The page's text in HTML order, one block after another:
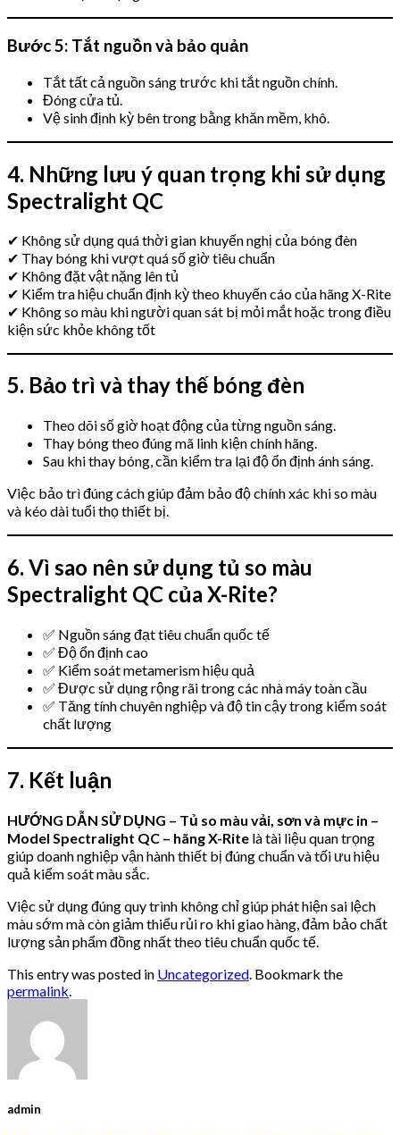
Bước 5: Tắt nguồn và bảo quản
Tắt tất cả nguồn sáng trước khi tắt nguồn chính.
Đóng cửa tủ.
Vệ sinh định kỳ bên trong bằng khăn mềm, khô.
4. Những lưu ý quan trọng khi sử dụng
Spectralight QC
✔ Không sử dụng quá thời gian khuyến nghị của bóng đèn
✔ Thay bóng khi vượt quá số giờ tiêu chuẩn
✔ Không đặt vật nặng lên tủ
✔ Kiểm tra hiệu chuẩn định kỳ theo khuyến cáo của hãng X-Rite
✔ Không so màu khi người quan sát bị mỏi mắt hoặc trong điều
kiện sức khỏe không tốt
5. Bảo trì và thay thế bóng đèn
Theo dõi số giờ hoạt động của từng nguồn sáng.
Thay bóng theo đúng mã linh kiện chính hãng.
Sau khi thay bóng, cần kiểm tra lại độ ổn định ánh sáng.
Việc bảo trì đúng cách giúp đảm bảo độ chính xác khi so màu
và kéo dài tuổi thọ thiết bị.
6. Vì sao nên sử dụng tủ so màu
Spectralight QC của X-Rite?
✅ Nguồn sáng đạt tiêu chuẩn quốc tế
✅ Độ ổn định cao
✅ Kiểm soát metamerism hiệu quả
✅ Được sử dụng rộng rãi trong các nhà máy toàn cầu
✅ Tăng tính chuyên nghiệp và độ tin cậy trong kiểm soát
chất lượng
7. Kết luận
HƯỚNG DẪN SỬ DỤNG – Tủ so màu vải, sơn và mực in –
Model Spectralight QC – hãng X-Rite là tài liệu quan trọng
giúp doanh nghiệp vận hành thiết bị đúng chuẩn và tối ưu hiệu
quả kiểm soát màu sắc.
Việc sử dụng đúng quy trình không chỉ giúp phát hiện sai lệch
màu sớm mà còn giảm thiểu rủi ro khi giao hàng, đảm bảo chất
lượng sản phẩm đồng nhất theo tiêu chuẩn quốc tế.
This entry was posted in Uncategorized. Bookmark the
permalink.
admin